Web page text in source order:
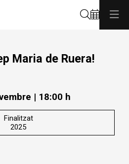
Maria de Ruera!
| 18:00 h
Finalitzat
2025